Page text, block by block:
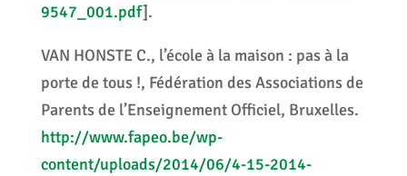
9547_001.pdf].
VAN HONSTE C., l’école à la maison : pas à la
porte de tous !, Fédération des Associations de
Parents de l’Enseignement Officiel, Bruxelles.
http://www.fapeo.be/wp-
content/uploads/2014/06/4-15-2014-